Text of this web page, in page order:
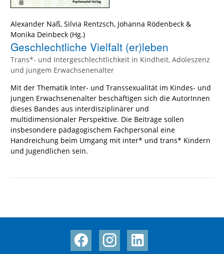
Alexander Naß, Silvia Rentzsch, Johanna Rödenbeck &
Monika Deinbeck (Hg.)
Geschlechtliche Vielfalt (er)leben
Trans*- und Intergeschlechtlichkeit in Kindheit, Adoleszenz
und jungem Erwachsenenalter
Mit der Thematik Inter- und Transsexualität im Kindes- und
jungen Erwachsenenalter beschäftigen sich die AutorInnen
dieses Bandes aus interdisziplinärer und
multidimensionaler Perspektive. Die Beiträge sollen
insbesondere pädagogischem Fachpersonal eine
Handreichung beim Umgang mit inter* und trans* Kindern
und Jugendlichen sein.